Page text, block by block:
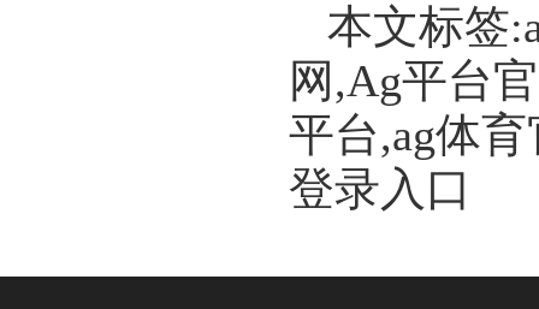
本文标签
网,Ag平台
平台,ag体
登录入口